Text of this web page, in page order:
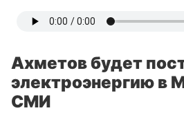
Ахметов будет
электроэнергию в
СМИ